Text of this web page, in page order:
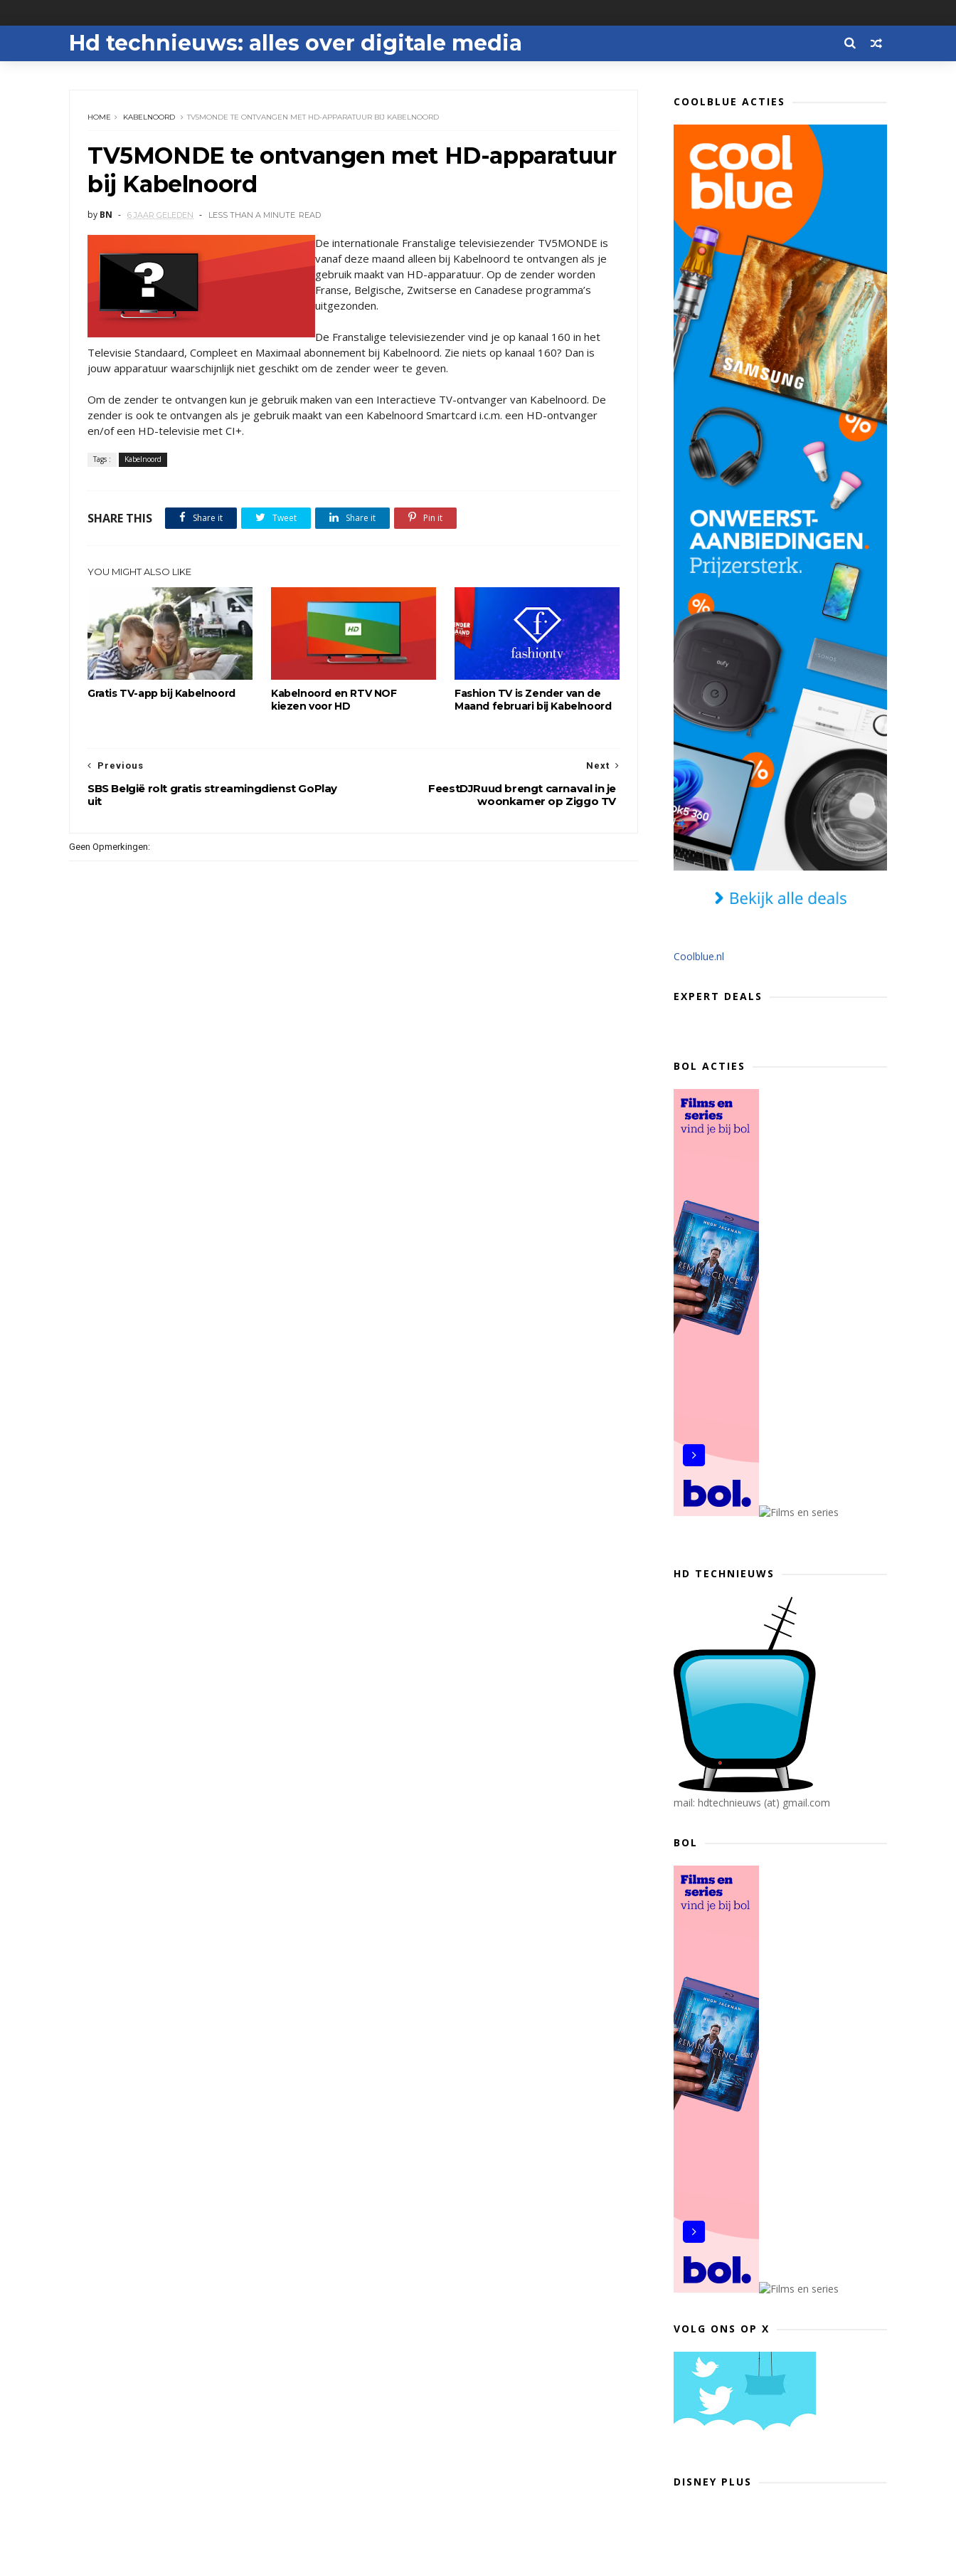
Hd technieuws: alles over digitale media
HOME KABELNOORD TV5MONDE TE ONTVANGEN MET HD-APPARATUUR BIJ KABELNOORD
TV5MONDE te ontvangen met HD-apparatuur
bij Kabelnoord
by BN 6 JAAR GELEDEN LESS THAN A MINUTE READ
De internationale Franstalige televisiezender TV5MONDE is
vanaf deze maand alleen bij Kabelnoord te ontvangen als je
gebruik maakt van HD-apparatuur. Op de zender worden
Franse, Belgische, Zwitserse en Canadese programma’s
uitgezonden.
De Franstalige televisiezender vind je op kanaal 160 in het
Televisie Standaard, Compleet en Maximaal abonnement bij Kabelnoord. Zie niets op kanaal 160? Dan is
jouw apparatuur waarschijnlijk niet geschikt om de zender weer te geven.
Om de zender te ontvangen kun je gebruik maken van een Interactieve TV-ontvanger van Kabelnoord. De
zender is ook te ontvangen als je gebruik maakt van een Kabelnoord Smartcard i.c.m. een HD-ontvanger
en/of een HD-televisie met CI+.
Tags : Kabelnoord
SHARE THIS Share it Tweet Share it Pin it
YOU MIGHT ALSO LIKE
Gratis TV-app bij Kabelnoord
Kabelnoord en RTV NOF
kiezen voor HD
Fashion TV is Zender van de
Maand februari bij Kabelnoord
Next
FeestDJRuud brengt carnaval in je
woonkamer op Ziggo TV
Previous
SBS België rolt gratis streamingdienst GoPlay
uit
Geen Opmerkingen:
COOLBLUE ACTIES
Coolblue.nl
EXPERT DEALS
BOL ACTIES
HD TECHNIEUWS
mail: hdtechnieuws (at) gmail.com
BOL
VOLG ONS OP X
DISNEY PLUS